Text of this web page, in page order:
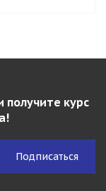
курс